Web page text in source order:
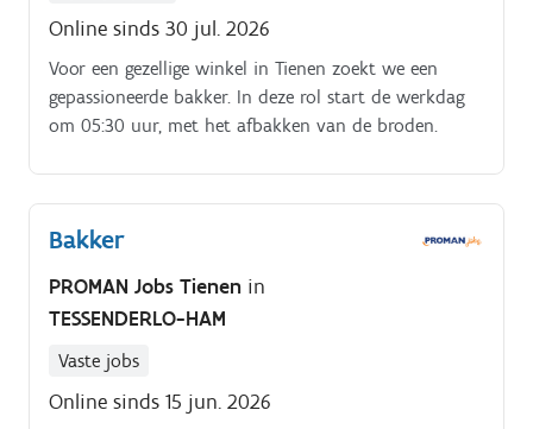
Online sinds 30 jul. 2026
Voor een gezellige winkel in Tienen zoekt we een
gepassioneerde bakker. In deze rol start de werkdag
om 05:30 uur, met het afbakken van de broden.
Bakker
PROMAN Jobs Tienen in
TESSENDERLO-HAM
Vaste jobs
Online sinds 15 jun. 2026